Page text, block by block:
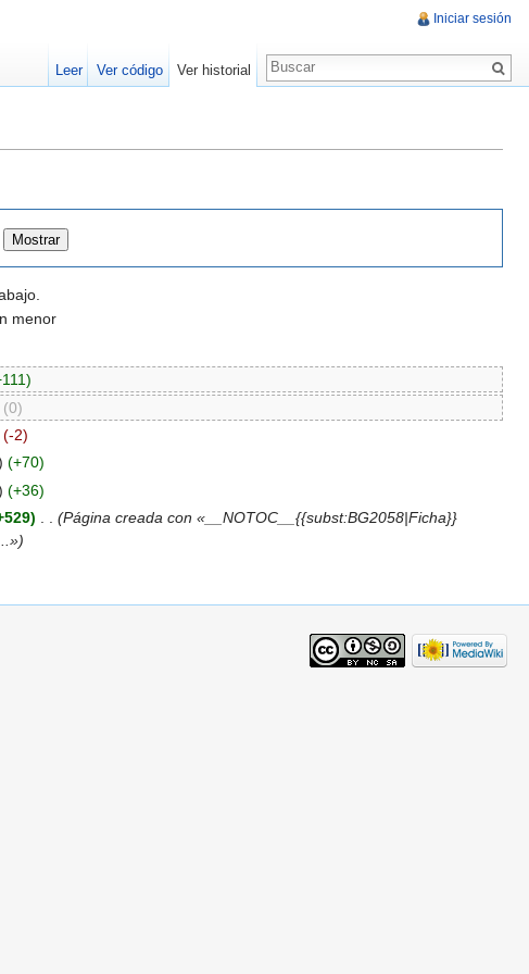
menor
(0)
(-2)
(+70)
(+36)
(Página creada con «__NOTOC__{{subst:BG2058|Ficha}}
Iniciar sesión
Leer Ver código Ver historial